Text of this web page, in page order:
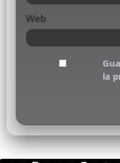
Web
la